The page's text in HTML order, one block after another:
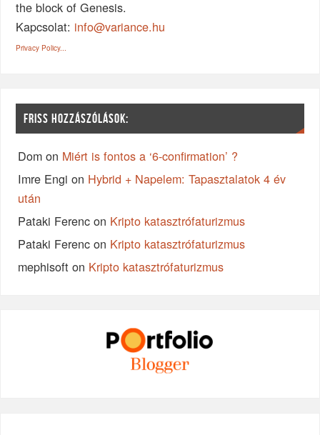
the block of Genesis.
Kapcsolat: info@variance.hu
Privacy Policy...
FRISS HOZZÁSZÓLÁSOK:
Dom on Miért is fontos a ‘6-confirmation’ ?
Imre Engi on Hybrid + Napelem: Tapasztalatok 4 év
után
Pataki Ferenc on Kripto katasztrófaturizmus
Pataki Ferenc on Kripto katasztrófaturizmus
mephisoft on Kripto katasztrófaturizmus